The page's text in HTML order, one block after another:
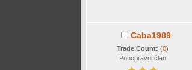
Caba1989
Trade Count:(0)
Punopravni član